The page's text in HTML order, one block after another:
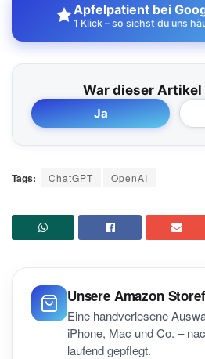
Apfelpatient bei
1 Klick – so siehst du uns
War dieser
Ja
Tags: ChatGPT OpenAI
Unsere Amazon
Eine handverlesene
iPhone, Mac und Co. –
laufend gepflegt.